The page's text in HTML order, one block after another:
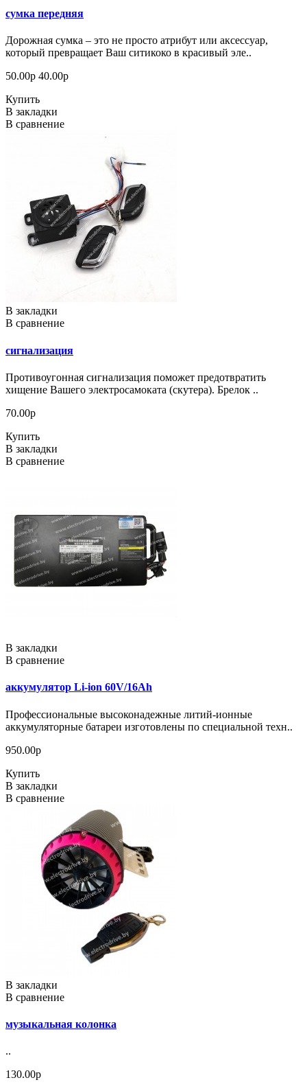
сумка передняя
Дорожная сумка – это не просто атрибут или аксессуар,
который превращает Ваш ситикоко в красивый эле..
50.00р 40.00р
Купить
В закладки
В сравнение
В закладки
В сравнение
сигнализация
Противоугонная сигнализация поможет предотвратить
хищение Вашего электросамоката (скутера). Брелок ..
70.00р
Купить
В закладки
В сравнение
В закладки
В сравнение
аккумулятор Li-ion 60V/16Ah
Профессиональные высоконадежные литий-ионные
аккумуляторные батареи изготовлены по специальной техн..
950.00р
Купить
В закладки
В сравнение
В закладки
В сравнение
музыкальная колонка
..
130.00р